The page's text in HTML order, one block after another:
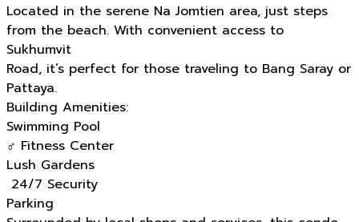
Located in the serene Na Jomtien area, just steps
from the beach. With convenient access to
Sukhumvit
Road, it’s perfect for those traveling to Bang Saray or
Pattaya.
Building Amenities:
Swimming Pool
️‍♂️ Fitness Center
Lush Gardens
️ 24/7 Security
Parking